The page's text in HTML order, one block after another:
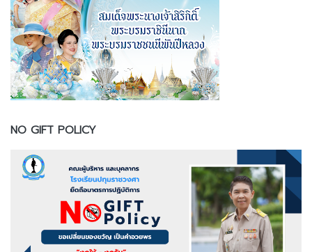
NO GIFT POLICY